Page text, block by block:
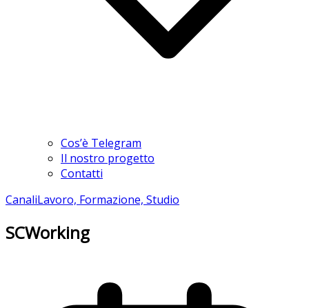
Cos’è Telegram
Il nostro progetto
Contatti
CanaliLavoro, Formazione, Studio
SCWorking